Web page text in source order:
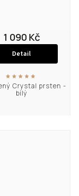
Crystal prsten -
bílý
1 090 Kč
Detail